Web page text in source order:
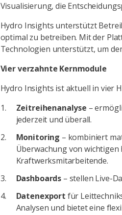
Visualisierung, die
Hydro Insights unterstützt
optimal zu betreiben. Mit der
Technologien unterstützt, um
Vier verzahnte Kernmodule
Hydro Insights ist aktuell in vier
Zeitreihenanalyse –
jederzeit und überall.
Monitoring – kombiniert
Überwachung von
Kraftwerksmitarbeitende.
Dashboards – stellen Live-
Datenexport für
Analysen und bietet eine